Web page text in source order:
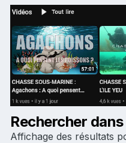
Rechercher
Affichage des résultats